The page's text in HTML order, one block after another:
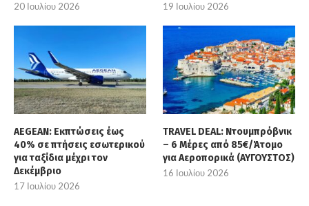
20 Ιουλίου 2026 19 Ιουλίου 2026
AEGEAN: Εκπτώσεις έως
40% σε πτήσεις εσωτερικού
για ταξίδια μέχρι τον
Δεκέμβριο
17 Ιουλίου 2026
TRAVEL DEAL: Ντουμπρόβνικ
– 6 Μέρες από 85€/Άτομο
για Αεροπορικά (ΑΥΓΟΥΣΤΟΣ)
16 Ιουλίου 2026